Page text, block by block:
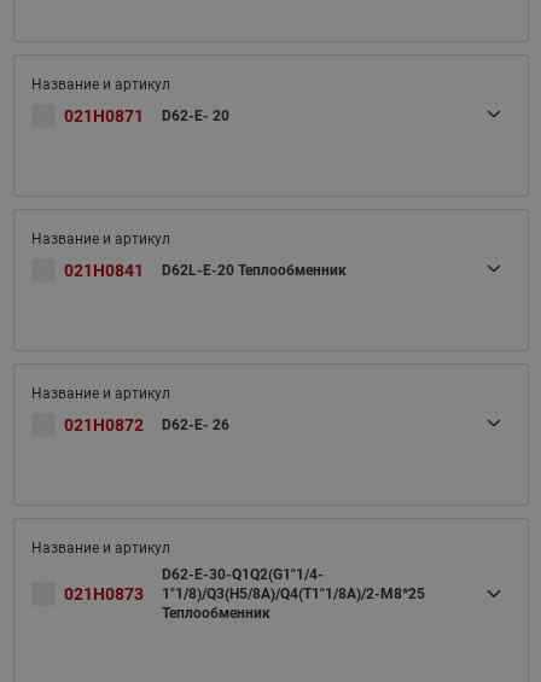
021H0871 D62-E- 20
021H0841 D62L-E-20 Теплообменник
021H0872 D62-E- 26
021H0873
D62-E-30-Q1Q2(G1"1/4-
1"1/8)/Q3(H5/8A)/Q4(T1"1/8A)/2-M8*25
Теплообменник